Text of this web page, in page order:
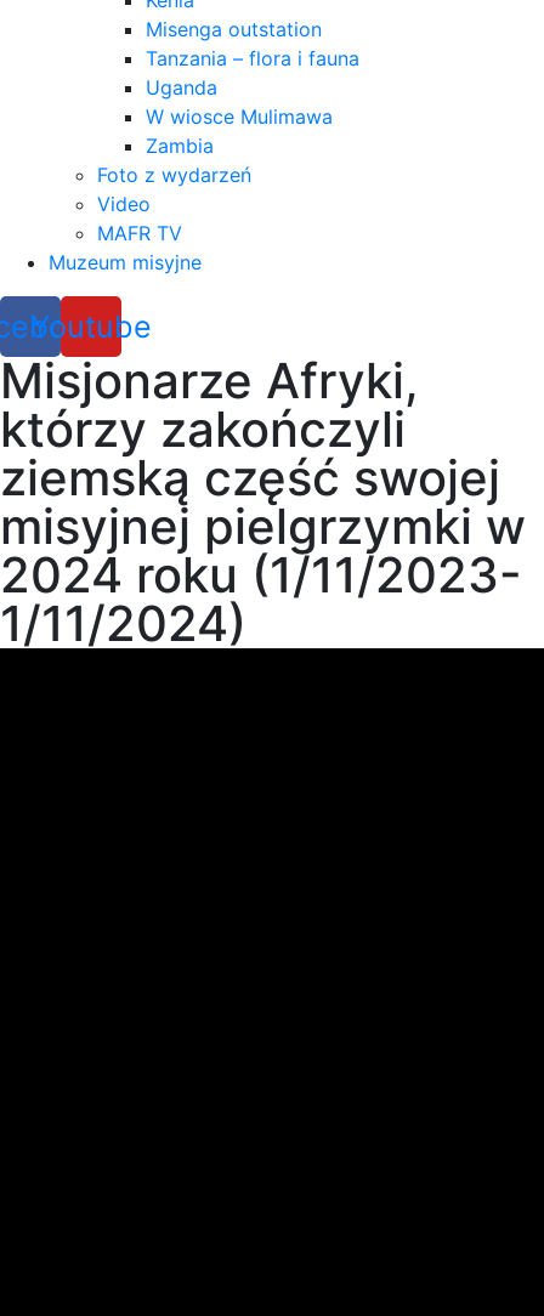
Misenga outstation
Tanzania – flora i fauna
Uganda
W wiosce Mulimawa
Zambia
Foto z wydarzeń
Video
MAFR TV
Muzeum misyjne
Youtube
Misjonarze Afryki,
którzy zakończyli
ziemską część swojej
misyjnej pielgrzymki w
2024 roku (1/11/2023-
1/11/2024)